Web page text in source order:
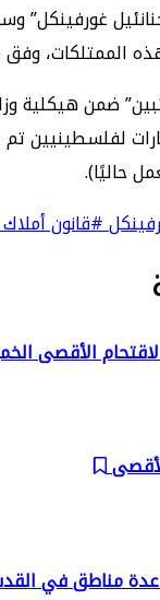
غورفينكل”
الممتلكات، وفق
حاليًا).
#قانون
الأقصى
عدة مناطق في